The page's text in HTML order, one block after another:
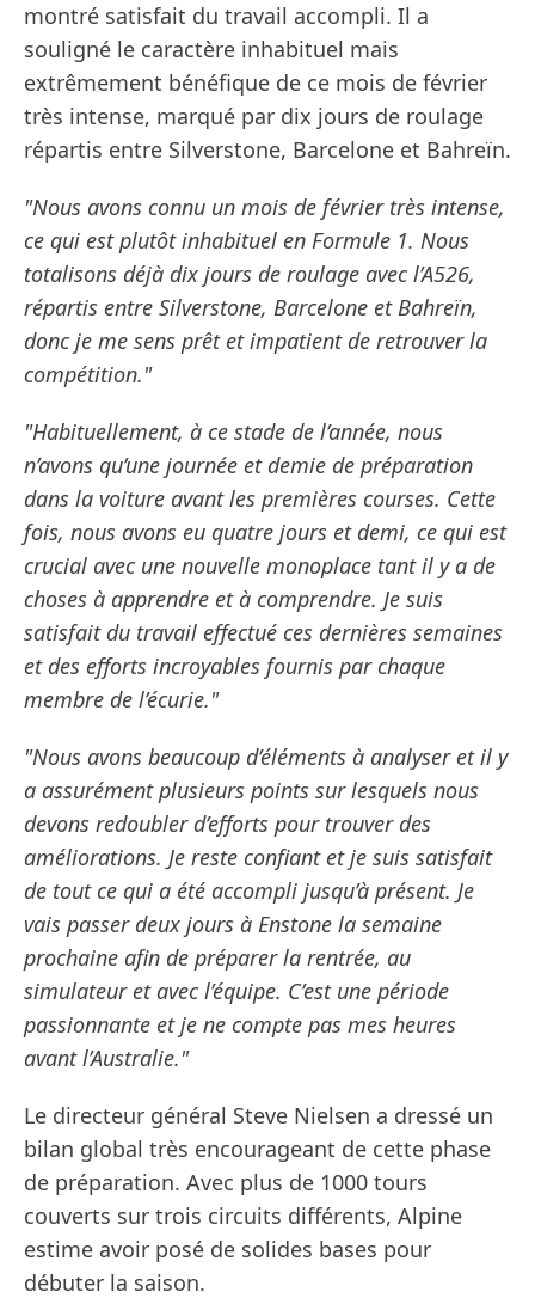
montré satisfait du travail accompli. Il a
souligné le caractère inhabituel mais
extrêmement bénéfique de ce mois de février
très intense, marqué par dix jours de roulage
répartis entre Silverstone, Barcelone et Bahreïn.
"Nous avons connu un mois de février très intense,
ce qui est plutôt inhabituel en Formule 1. Nous
totalisons déjà dix jours de roulage avec l’A526,
répartis entre Silverstone, Barcelone et Bahreïn,
donc je me sens prêt et impatient de retrouver la
compétition."
"Habituellement, à ce stade de l’année, nous
n’avons qu’une journée et demie de préparation
dans la voiture avant les premières courses. Cette
fois, nous avons eu quatre jours et demi, ce qui est
crucial avec une nouvelle monoplace tant il y a de
choses à apprendre et à comprendre. Je suis
satisfait du travail effectué ces dernières semaines
et des efforts incroyables fournis par chaque
membre de l’écurie."
"Nous avons beaucoup d’éléments à analyser et il y
a assurément plusieurs points sur lesquels nous
devons redoubler d’efforts pour trouver des
améliorations. Je reste confiant et je suis satisfait
de tout ce qui a été accompli jusqu’à présent. Je
vais passer deux jours à Enstone la semaine
prochaine afin de préparer la rentrée, au
simulateur et avec l’équipe. C’est une période
passionnante et je ne compte pas mes heures
avant l’Australie."
Le directeur général Steve Nielsen a dressé un
bilan global très encourageant de cette phase
de préparation. Avec plus de 1000 tours
couverts sur trois circuits différents, Alpine
estime avoir posé de solides bases pour
débuter la saison.